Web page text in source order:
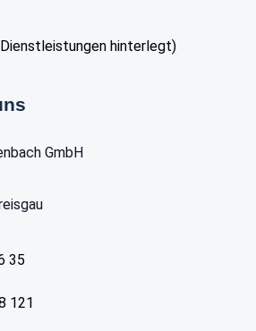
hinterlegt)
GmbH
35
121